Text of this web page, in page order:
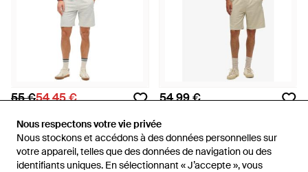
Nous respectons votre vie privée
Nous stockons et accédons à des données personnelles sur
votre appareil, telles que des données de navigation ou des
identifiants uniques. En sélectionnant « J’accepte », vous
Nous respectons votre vie privée
Nous stockons et accédons à des données personnelles sur
votre appareil, telles que des données de navigation ou des
identifiants uniques. En sélectionnant « J’accepte », vous
55 €54,45 €
Short Logo Essential - Bleu
De Spartoo
RÉDUCTION
54,99 €
Short en jersey à logo essential
- Neutre
DeSuperdry